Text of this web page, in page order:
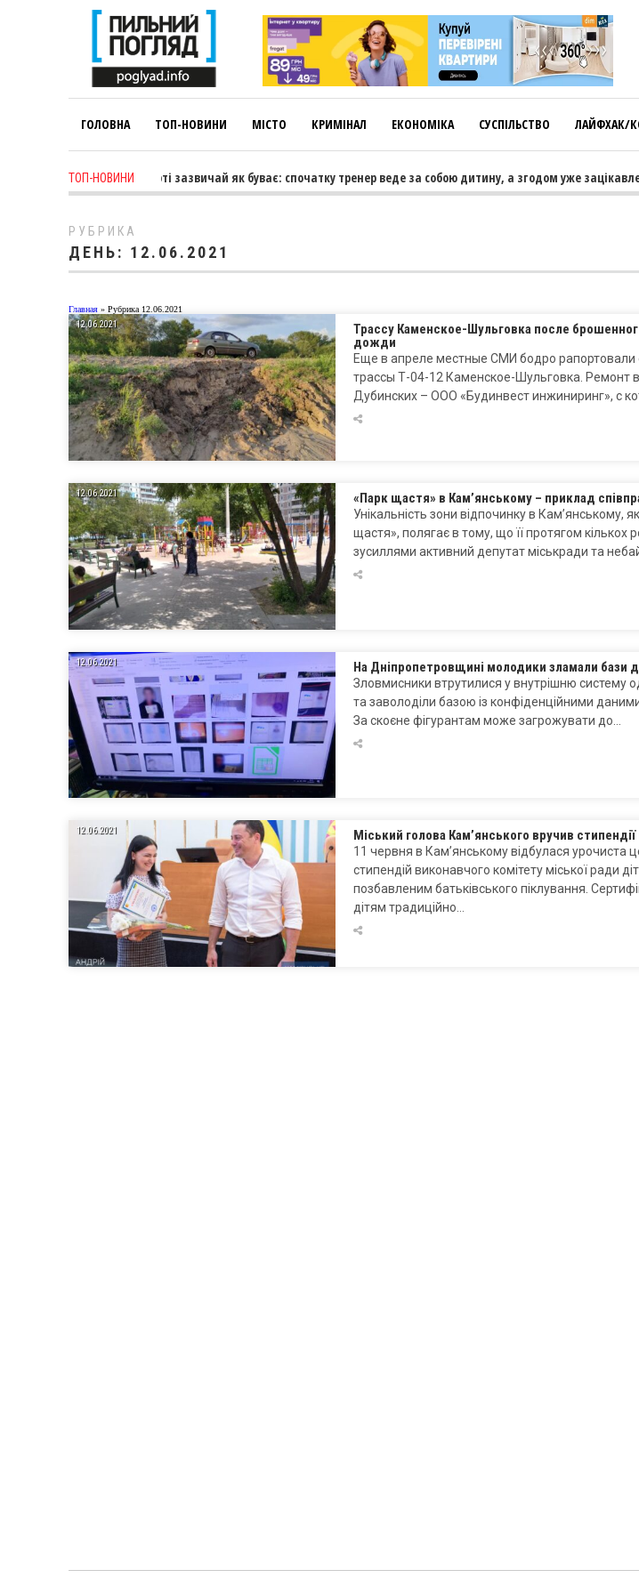
ГОЛОВНА ТОП-НОВИНИ МІСТО КРИМІНАЛ ЕКОНОМІКА СУСПІЛЬСТВО ЛАЙФХАК/
ТОП-НОВИНИ
Коновалова: «У спорті зазвичай як буває: спочатку тренер веде за собою дитину, а згодом уже
РУБРИКА
ДЕНЬ: 12.06.2021
Главная » Рубрика 12.06.2021
12.06.2021
Трассу Каменское-Шульговка после
дожди
Еще в апреле местные СМИ бодро рапортовали
трассы Т-04-12 Каменское-Шульговка. Ремонт
Дубинских – ООО «Будинвест инжиниринг», с
12.06.2021 «Парк щастя» в Кам’янському – приклад
Унікальність зони відпочинку в Кам’янському,
щастя», полягає в тому, що її протягом кількох
зусиллями активний депутат міськради та
12.06.2021 На Дніпропетровщині молодики зламали бази
Зловмисники втрутилися у внутрішню систему
та заволоділи базою із конфіденційними
За скоєне фігурантам може загрожувати до…
12.06.2021 Міський голова Кам’янського вручив
11 червня в Кам’янському відбулася урочиста
стипендій виконавчого комітету міської ради
позбавленим батьківського піклування.
дітям традиційно…